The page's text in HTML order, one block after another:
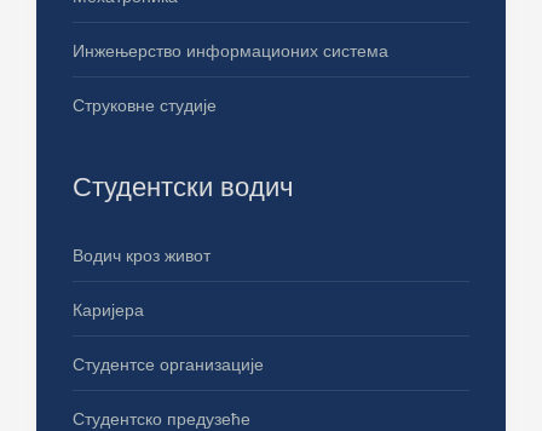
Инжењерство информационих система
Струковне студије
Студентски водич
Водич кроз живот
Каријера
Студентсе организације
Студентско предузеће